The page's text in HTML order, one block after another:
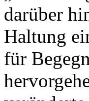
darüber
Haltung
für